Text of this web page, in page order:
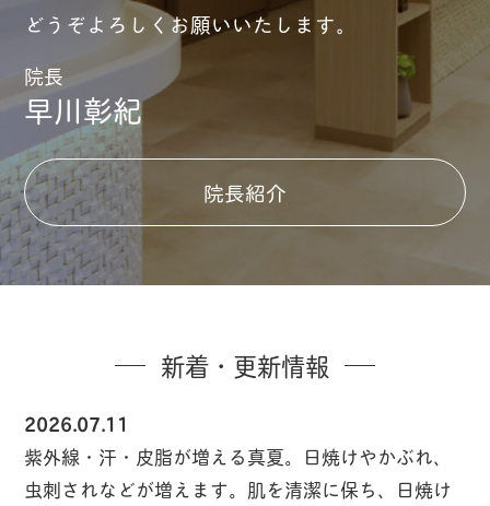
どうぞよろしくお願いいたします。
院長
早川彰紀
院長紹介
新着・更新情報
2026.07.11
紫外線・汗・皮脂が増える真夏。日焼けやかぶれ、
虫刺されなどが増えます。肌を清潔に保ち、日焼け